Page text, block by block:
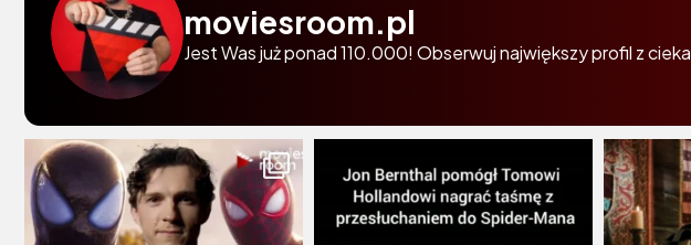
moviesroom.pl
Jest Was już ponad 110.000! Obserwuj największy profil z